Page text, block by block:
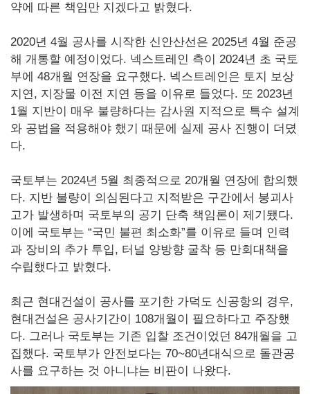
약에 따른 책임만 지겠다고 밝혔다.
2020년 4월 공사를 시작한 신안산선은 2025년 4월 준공
해 개통할 예정이었다. 넥스트레인 측이 2024년 초 국토
부에 48개월 연장을 요구했다. 넥스트레인은 토지 보상
지연, 지장물 이전 지연 등을 이유로 들었다. 또 2023년
1월 지반이 매우 불량하다는 감사원 지적으로 특수 설계
와 공법을 적용해야 했기 때문에 실제 공사 진행이 더뎠
다.
국토부는 2024년 5월 최종적으로 20개월 연장에 합의했
다. 지반 불량이 의심된다고 지적받은 구간에서 붕괴사
고가 발생하며 국토부의 공기 단축 책임론이 제기됐다.
이에 국토부는 “국민 불편 최소화”를 이유로 들며 인력
과 장비의 추가 투입, 터널 양방향 굴착 등 만회대책을
수립했다고 밝혔다.
최근 현대건설이 공사를 포기한 가덕도 신공항의 경우,
현대건설은 공사기간이 108개월이 필요하다고 주장했
다. 그러나 국토부는 기존 입찰 조건이었던 84개월을 고
집했다. 국토부가 안전보다는 70~80년대식으로 돌관공
사를 요구하는 것 아니냐는 비판이 나왔다.